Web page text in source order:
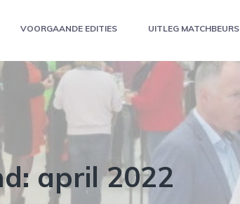
VOORGAANDE EDITIES UITLEG MATCHBEURS
april 2022